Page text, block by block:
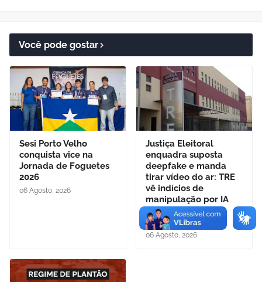
Você pode gostar
Sesi Porto Velho
conquista vice na
Jornada de Foguetes
2026
06 Agosto, 2026
Justiça Eleitoral
enquadra suposta
deepfake e manda
tirar vídeo do ar: TRE
vê indícios de
manipulação por IA
para influenciar a
eleição
06 Agosto, 2026